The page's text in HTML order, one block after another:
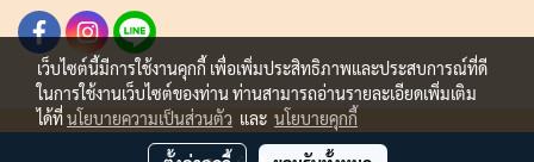
Copy right by AIM GROUP Co.,LTD
เว็บไซต์นี้มีการใช้งานคุกกี้ เพื่อเพิ่มประสิทธิภาพและประสบการณ์ที่ดี
ในการใช้งานเว็บไซต์ของท่าน ท่านสามารถอ่านรายละเอียดเพิ่มเติม
ได้ที่นโยบายความเป็นส่วนตัว และ นโยบายคุกกี้